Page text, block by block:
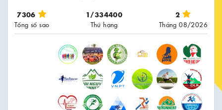
7306
Tổng số sao
1/334400
Thứ hạng
2
Tháng 08/2026